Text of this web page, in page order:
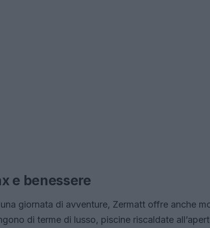
e benessere
giornata di avventure, Zermatt offre anche
di terme di lusso, piscine riscaldate